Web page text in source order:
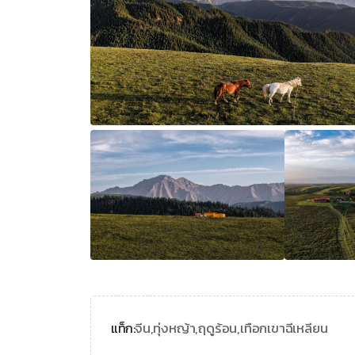
แท็ก:จีน,ทุ่งหญ้า,ฤดูร้อน,เทือกเขาฉีเหลียน